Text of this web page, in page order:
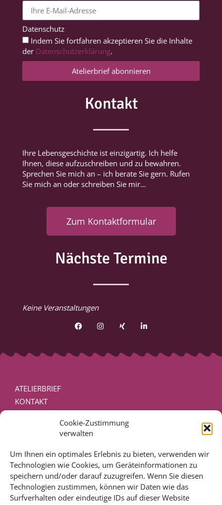
Cookie-Zustimmung
verwalten
Um Ihnen ein optimales Erlebnis zu bieten, verwenden wir
Technologien wie Cookies, um Geräteinformationen zu
speichern und/oder darauf zuzugreifen. Wenn Sie diesen
Technologien zustimmen, können wir Daten wie das
Surfverhalten oder eindeutige IDs auf dieser Website
Datenschutz
Indem Sie fortfahren akzeptieren Sie die Inhalte
der Datenschutzerklärung.
Atelierbrief abonnieren
Kontakt
Ihre Lebensgeschichte ist einzigartig. Ich helfe
Ihnen, diese aufzuschreiben und zu bewahren.
Sprechen Sie mich an – ich berate Sie gern. Rufen
Sie mich an oder schreiben Sie mir…
Zum Kontaktformular
Nächste Termine
Keine Veranstaltungen
ATELIERBRIEF
KONTAKT
DISCLAIMER – RECHTLICHE HINWEISE
DATENSCHUTZ
COOKIE-RICHTLINIE (EU)
BIOGRAFIESERVICE
SCHREIBCOACHING